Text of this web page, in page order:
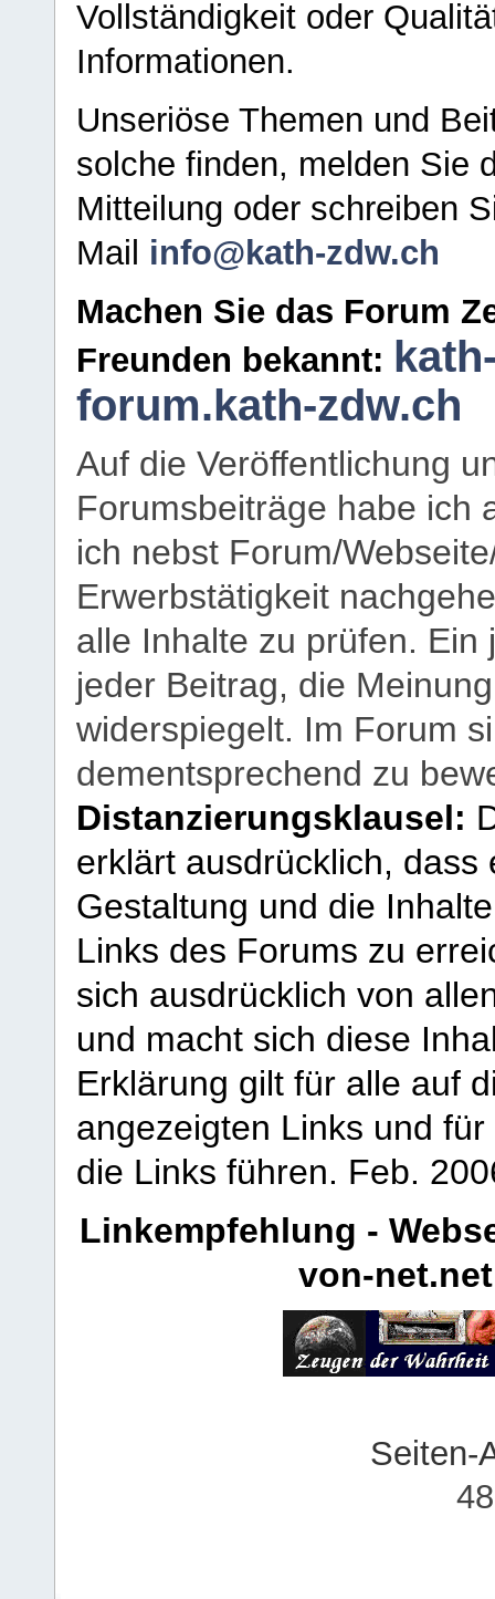
Vollständigkeit oder
Informationen.
Unseriöse Themen und
solche finden, melden Sie
Mitteilung oder schreiben
Mail info@kath-zdw.ch
Machen Sie das Forum
Freunden bekannt:
forum.kath-zdw.ch
Auf die Veröffentlichung
Forumsbeiträge habe ich
ich nebst Forum/
Erwerbstätigkeit
alle Inhalte zu prüfen.
jeder Beitrag, die
widerspiegelt. Im Forum
dementsprechend zu
Distanzierungsklausel:
erklärt ausdrücklich,
Gestaltung und die
Links des Forums zu
sich ausdrücklich von
und macht sich diese
Erklärung gilt für alle auf
angezeigten Links und
die Links führen. Feb.
Linkempfehlung -
von-net.net
Seiten-